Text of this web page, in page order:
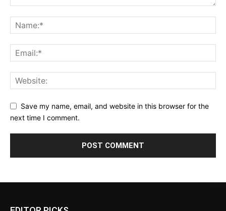
Save my name, email, and website in this browser for the
next time I comment.